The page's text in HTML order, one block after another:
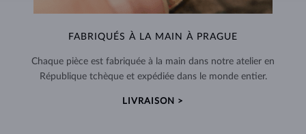
FABRIQUÉS À LA MAIN À PRAGUE
Chaque pièce est fabriquée à la main dans notre atelier en
République tchèque et expédiée dans le monde entier.
LIVRAISON >